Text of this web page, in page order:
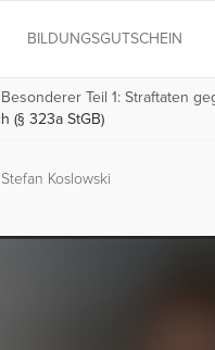
BILDUNGSGUTSCHEIN
Teil 1: Straftaten
(§ 323a StGB)
Koslowski